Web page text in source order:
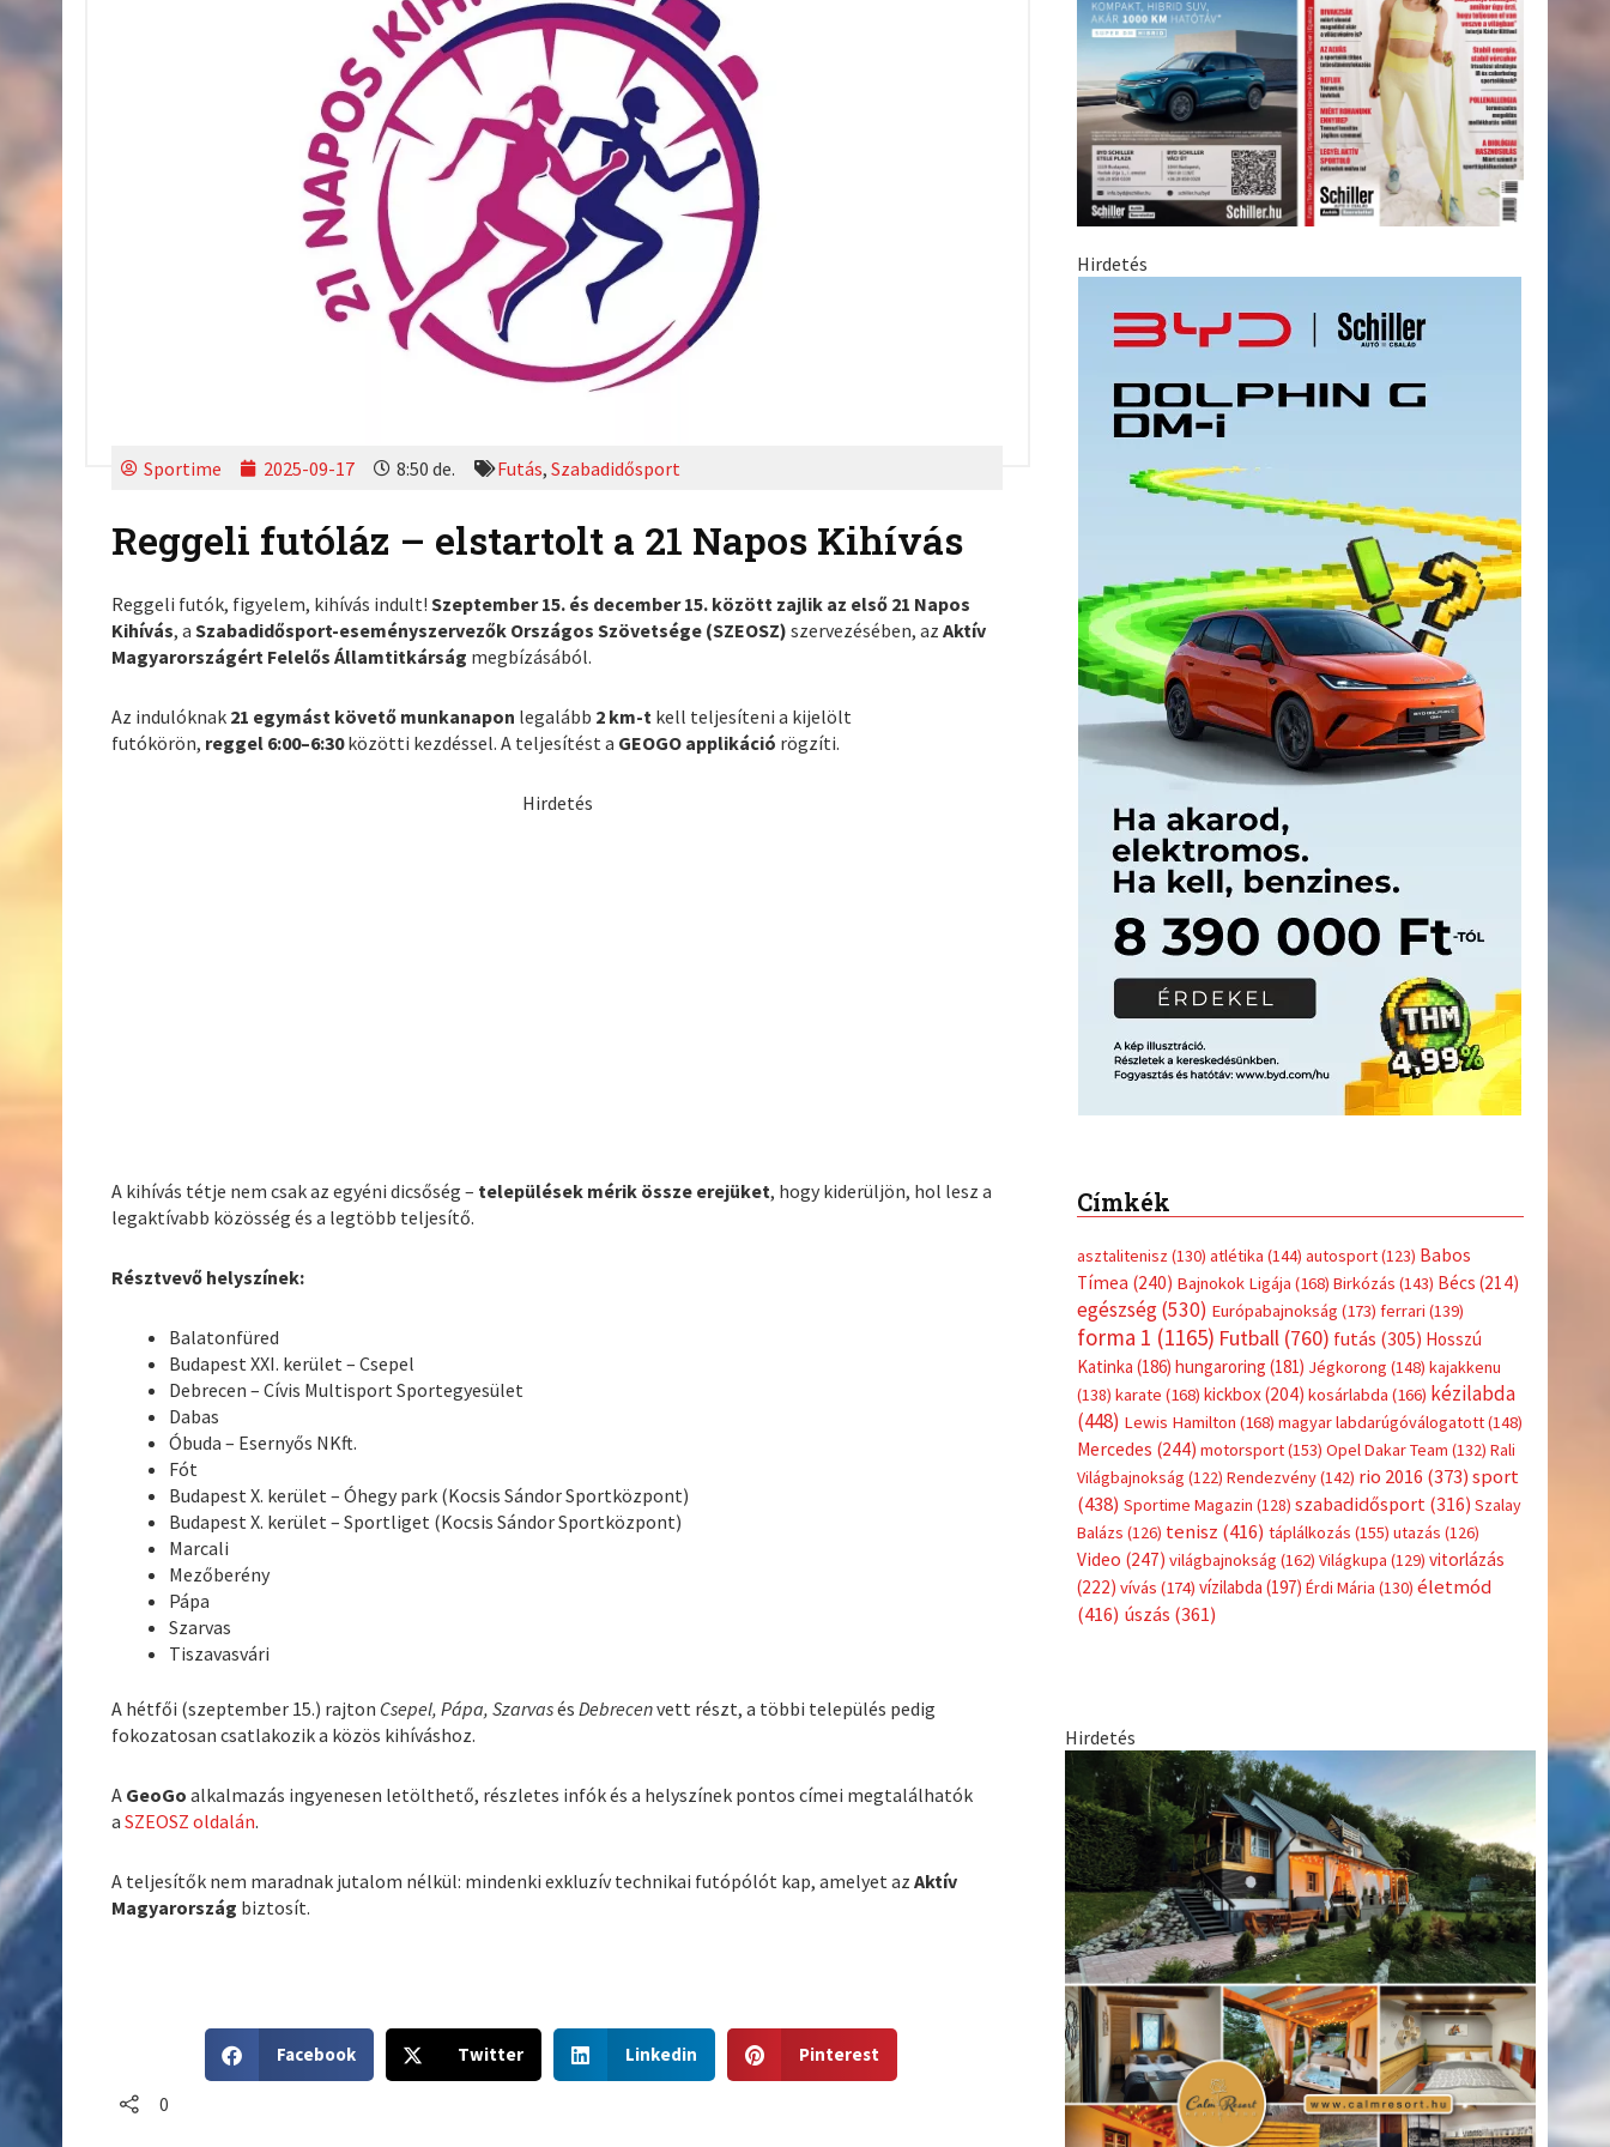
Sportime 2025-09-17 8:50 de. Futás, Szabadidősport
Reggeli futóláz – elstartolt a 21 Napos Kihívás
Reggeli futók, figyelem, kihívás indult!Szeptember 15. és december 15. között zajlik az első 21 Napos
Kihívás, aSzabadidősport-eseményszervezők Országos Szövetsége (SZEOSZ) szervezésében, azAktív
Magyarországért Felelős Államtitkárság megbízásából.
Az indulóknak 21 egymást követő munkanapon legalább 2 km-t kell teljesíteni a kijelölt
futókörön, reggel 6:00–6:30közötti kezdéssel. A teljesítést a GEOGO applikáció rögzíti.
Hirdetés
A kihívás tétje nem csak az egyéni dicsőség – települések mérik össze erejüket, hogy kiderüljön, hol lesz a
legaktívabb közösség és a legtöbb teljesítő.
Résztvevő helyszínek:
Balatonfüred
Budapest XXI. kerület – Csepel
Debrecen – Cívis Multisport Sportegyesület
Dabas
Óbuda – Esernyős NKft.
Fót
Budapest X. kerület – Óhegy park (Kocsis Sándor Sportközpont)
Budapest X. kerület – Sportliget (Kocsis Sándor Sportközpont)
Marcali
Mezőberény
Pápa
Szarvas
Tiszavasvári
A hétfői (szeptember 15.) rajton Csepel, Pápa, SzarvasésDebrecenvett részt, a többi település pedig
fokozatosan csatlakozik a közös kihíváshoz.
A GeoGo alkalmazás ingyenesen letölthető, részletes infók és a helyszínek pontos címei megtalálhatók
aSZEOSZ oldalán.
A teljesítők nem maradnak jutalom nélkül: mindenki exkluzív technikai futópólót kap, amelyet azAktív
Magyarország biztosít.
h
Facebook
h
Twitter
h
Linkedin
h
Pinterest
0
Hirdetés
Címkék
asztalitenisz (130) atlétika (144) autosport(123) Babos
Tímea (240) Bajnokok Ligája (168) Birkózás (143) Bécs (214)
egészség(530) Európabajnokság (173) ferrari (139)
forma 1 (1165) Futball(760) futás (305) Hosszú
Katinka (186) hungaroring (181) Jégkorong (148) kajakkenu
(138) karate (168) kickbox(204) kosárlabda (166) kézilabda
(448) Lewis Hamilton (168) magyar labdarúgóválogatott(148)
Mercedes (244) motorsport(153) Opel Dakar Team (132) Rali
Világbajnokság (122) Rendezvény(142) rio 2016 (373) sport
(438) Sportime Magazin (128) szabadidősport (316) Szalay
Balázs (126) tenisz (416) táplálkozás (155) utazás (126)
Video (247) világbajnokság (162) Világkupa (129) vitorlázás
(222) vívás (174) vízilabda (197) Érdi Mária (130) életmód
(416) úszás (361)
Hirdetés